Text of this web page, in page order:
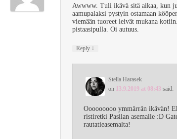
Awwww. Tuli ikävä sitä aikaa, kun
aamupalaksi pystyin ostamaan
viemään tuoreet leivät mukana
pistaasipulla. Oi autuus.
Reply ↓
Stella Harasek
on 13.9.2019 at 08:43 said:
Ooooooooo ymmärrän ikävän!
ristiretki Pasilan asemalle :D
rautatieasemalta!